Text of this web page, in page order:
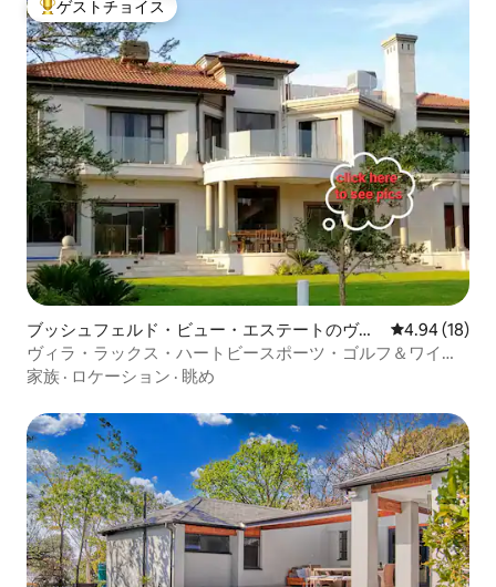
大好評のゲストチョイスです。
ゲストチョイス
ブッシュフェルド・ビュー・エステートのヴィ
ラ
レビュー18
4.94 (18)
ヴィラ・ラックス・ハートビースポーツ・ゴルフ＆ワイル
ドライフ・エステート
家族 · ロケーション · 眺め